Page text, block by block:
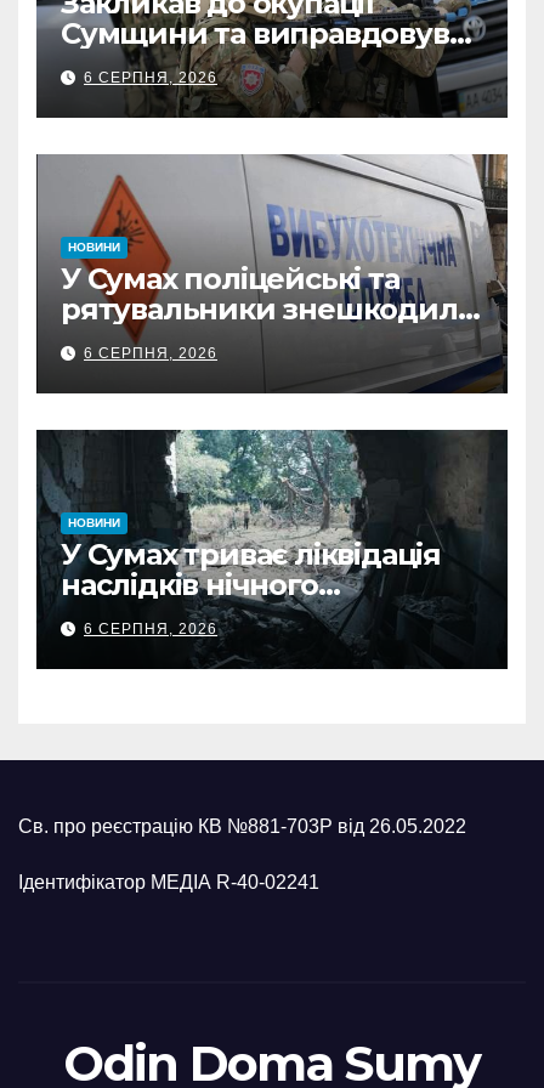
Сумщини та виправдовував
обстріли: СБУ викрила
прокремлівського агітатора
з Охтирки
6 СЕРПНЯ, 2026
НОВИНИ
У Сумах поліцейські та
рятувальники знешкодили
500-кілограмову авіабомбу
росіян
6 СЕРПНЯ, 2026
НОВИНИ
У Сумах триває ліквідація
наслідків нічного
масованого удару КАБами
6 СЕРПНЯ, 2026
Св. про реєстрацію КВ №881-703Р від 26.05.2022
Ідентифікатор МЕДІА R-40-02241
Odin Doma Sumy